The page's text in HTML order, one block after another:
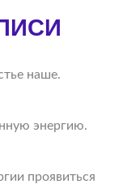
наше.
энергию.
проявиться